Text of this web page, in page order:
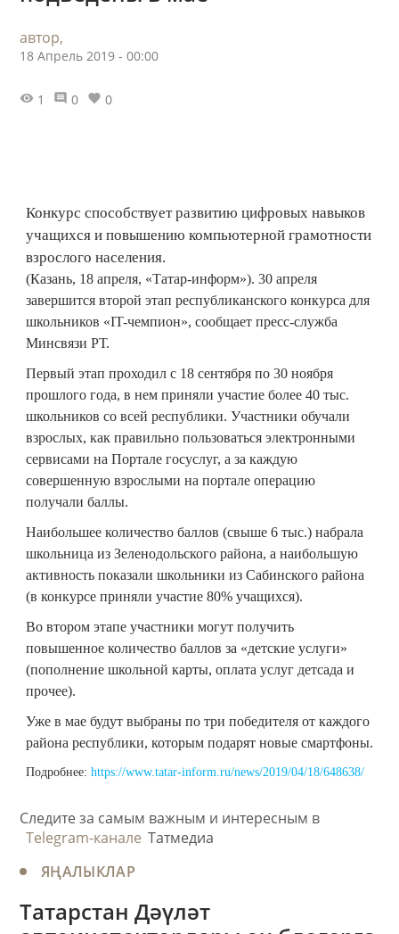
автор,
18 Апрель 2019 - 00:00
1 0 0
Конкурс способствует развитию цифровых навыков
учащихся и повышению компьютерной грамотности
взрослого населения.
(Казань, 18 апреля, «Татар-информ»). 30 апреля
завершится второй этап республиканского конкурса для
школьников «IT-чемпион», сообщает пресс-служба
Минсвязи РТ.
Первый этап проходил с 18 сентября по 30 ноября
прошлого года, в нем приняли участие более 40 тыс.
школьников со всей республики. Участники обучали
взрослых, как правильно пользоваться электронными
сервисами на Портале госуслуг, а за каждую
совершенную взрослыми на портале операцию
получали баллы.
Наибольшее количество баллов (свыше 6 тыс.) набрала
школьница из Зеленодольского района, а наибольшую
активность показали школьники из Сабинского района
(в конкурсе приняли участие 80% учащихся).
Во втором этапе участники могут получить
повышенное количество баллов за «детские услуги»
(пополнение школьной карты, оплата услуг детсада и
прочее).
Уже в мае будут выбраны по три победителя от каждого
района республики, которым подарят новые смартфоны.
Подробнее: https://www.tatar-inform.ru/news/2019/04/18/648638/
Следите за самым важным и интересным в
Telegram-канале Татмедиа
ЯҢАЛЫКЛАР
Татарстан Дәүләт